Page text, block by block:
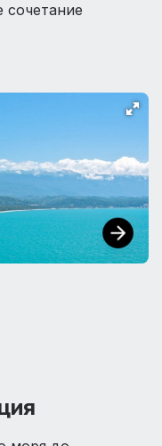
сочетание